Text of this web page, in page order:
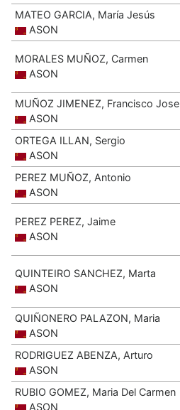
MATEO GARCIA, María Jesús
ASON
MORALES MUÑOZ, Carmen
ASON
MUÑOZ JIMENEZ, Francisco Jose
ASON
ORTEGA ILLAN, Sergio
ASON
PEREZ MUÑOZ, Antonio
ASON
PEREZ PEREZ, Jaime
ASON
QUINTEIRO SANCHEZ, Marta
ASON
QUIÑONERO PALAZON, Maria
ASON
RODRIGUEZ ABENZA, Arturo
ASON
RUBIO GOMEZ, Maria Del Carmen
ASON